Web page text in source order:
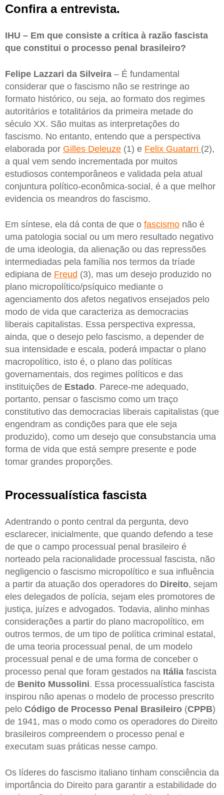
Confira a entrevista.
IHU – Em que consiste a crítica à razão fascista
que constitui o processo penal brasileiro?
Felipe Lazzari da Silveira – É fundamental
considerar que o fascismo não se restringe ao
formato histórico, ou seja, ao formato dos regimes
autoritários e totalitários da primeira metade do
século XX. São muitas as interpretações do
fascismo. No entanto, entendo que a perspectiva
elaborada por Gilles Deleuze (1) e Felix Guatarri (2),
a qual vem sendo incrementada por muitos
estudiosos contemporâneos e validada pela atual
conjuntura político-econômica-social, é a que melhor
evidencia os meandros do fascismo.
Em síntese, ela dá conta de que o fascismo não é
uma patologia social ou um mero resultado negativo
de uma ideologia, da alienação ou das repressões
intermediadas pela família nos termos da tríade
edipiana de Freud (3), mas um desejo produzido no
plano micropolítico/psíquico mediante o
agenciamento dos afetos negativos ensejados pelo
modo de vida que caracteriza as democracias
liberais capitalistas. Essa perspectiva expressa,
ainda, que o desejo pelo fascismo, a depender de
sua intensidade e escala, poderá impactar o plano
macropolítico, isto é, o plano das políticas
governamentais, dos regimes políticos e das
instituições de Estado. Parece-me adequado,
portanto, pensar o fascismo como um traço
constitutivo das democracias liberais capitalistas (que
engendram as condições para que ele seja
produzido), como um desejo que consubstancia uma
forma de vida que está sempre presente e pode
tomar grandes proporções.
Processualística fascista
Adentrando o ponto central da pergunta, devo
esclarecer, inicialmente, que quando defendo a tese
de que o campo processual penal brasileiro é
norteado pela racionalidade processual fascista, não
negligencio o fascismo micropolítico e sua influência
a partir da atuação dos operadores do Direito, sejam
eles delegados de polícia, sejam eles promotores de
justiça, juízes e advogados. Todavia, alinho minhas
considerações a partir do plano macropolítico, em
outros termos, de um tipo de política criminal estatal,
de uma teoria processual penal, de um modelo
processual penal e de uma forma de conceber o
processo penal que foram gestados na Itália fascista
de Benito Mussolini. Essa processualística fascista
inspirou não apenas o modelo de processo prescrito
pelo Código de Processo Penal Brasileiro (CPPB)
de 1941, mas o modo como os operadores do Direito
brasileiros compreendem o processo penal e
executam suas práticas nesse campo.
Os líderes do fascismo italiano tinham consciência da
importância do Direito para garantir a estabilidade do